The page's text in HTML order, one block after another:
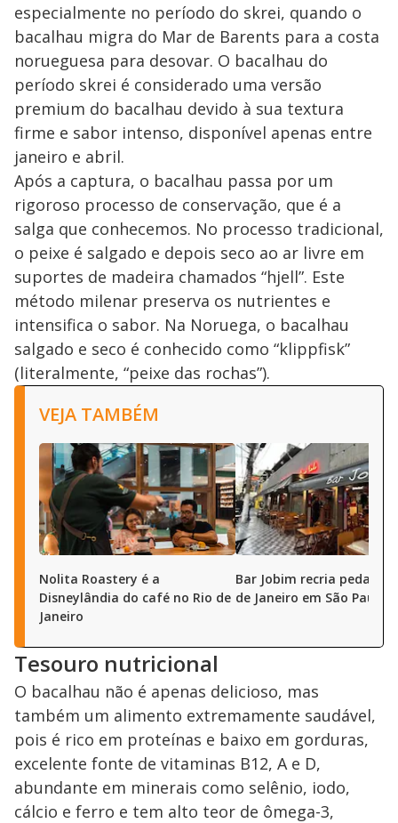
especialmente no período do skrei, quando o
bacalhau migra do Mar de Barents para a costa
norueguesa para desovar. O bacalhau do
período skrei é considerado uma versão
premium do bacalhau devido à sua textura
firme e sabor intenso, disponível apenas entre
janeiro e abril.
Após a captura, o bacalhau passa por um
rigoroso processo de conservação, que é a
salga que conhecemos. No processo tradicional,
o peixe é salgado e depois seco ao ar livre em
suportes de madeira chamados “hjell”. Este
método milenar preserva os nutrientes e
intensifica o sabor. Na Noruega, o bacalhau
salgado e seco é conhecido como “klippfisk”
(literalmente, “peixe das rochas”).
VEJA TAMBÉM
Nolita Roastery é a
Disneylândia do café no Rio de
Janeiro
Bar Jobim recria pedaço
de Janeiro em São Paulo
Tesouro nutricional
O bacalhau não é apenas delicioso, mas
também um alimento extremamente saudável,
pois é rico em proteínas e baixo em gorduras,
excelente fonte de vitaminas B12, A e D,
abundante em minerais como selênio, iodo,
cálcio e ferro e tem alto teor de ômega-3,